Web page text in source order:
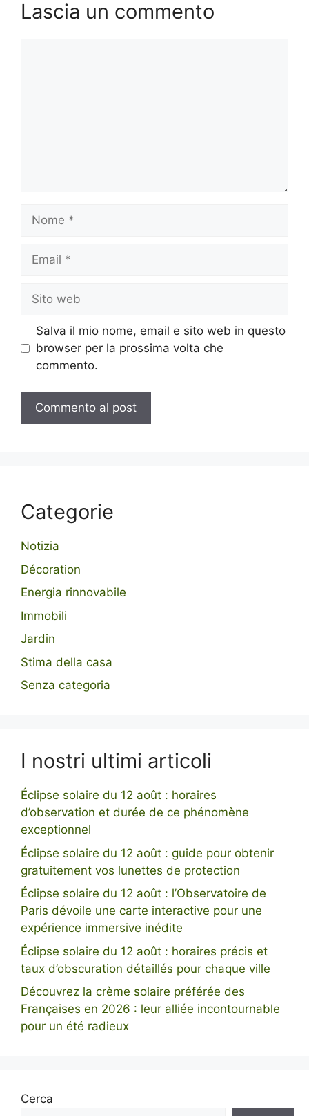
Lascia un commento
web
Salva il mio nome, email e sito web in questo
browser per la prossima volta che
commento.
Categorie
Notizia
Décoration
Energia rinnovabile
Immobili
Jardin
Stima della casa
Senza categoria
I nostri ultimi articoli
Éclipse solaire du 12 août : horaires
d’observation et durée de ce phénomène
exceptionnel
Éclipse solaire du 12 août : guide pour obtenir
gratuitement vos lunettes de protection
Éclipse solaire du 12 août : l’Observatoire de
Paris dévoile une carte interactive pour une
expérience immersive inédite
Éclipse solaire du 12 août : horaires précis et
taux d’obscuration détaillés pour chaque ville
Découvrez la crème solaire préférée des
Françaises en 2026 : leur alliée incontournable
pour un été radieux
Cerca